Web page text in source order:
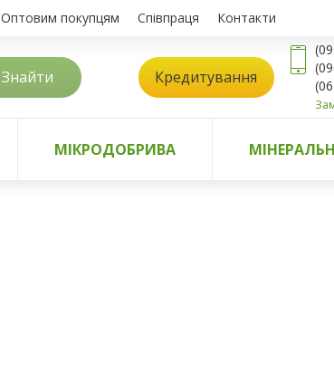
Оптовим покупцям Співпраця Контакти
Знайти Кредитування
МІКРОДОБРИВА